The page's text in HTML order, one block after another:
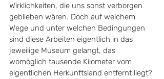
Wirklichkeiten, die uns sonst verborgen
geblieben wären. Doch auf welchem
Wege und unter welchen Bedingungen
sind diese Arbeiten eigentlich in das
jeweilige Museum gelangt, das
womöglich tausende Kilometer vom
eigentlichen Herkunftsland entfernt liegt?